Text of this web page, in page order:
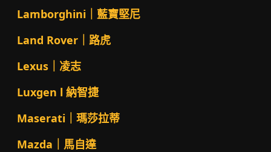
Lamborghini｜藍寶堅尼
Land Rover｜路虎
Lexus｜凌志
Luxgen l 納智捷
Maserati｜瑪莎拉蒂
Mazda｜馬自達